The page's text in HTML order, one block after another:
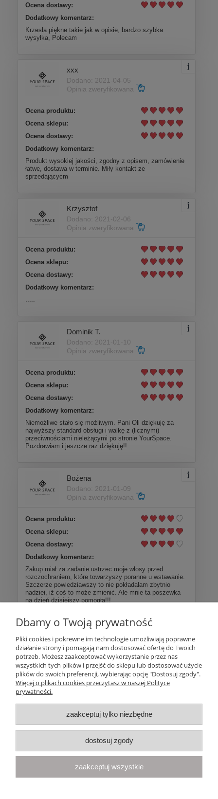
Ocena dostawy:
Dodatkowy komentarz:
Krzesła piękne takie jak w opisie, bardzo szybka
wysyłka, Polecam
xxx
Dodano: 2021-04-05
Opinia zweryfikowana
Ocena produktu:
Ocena sklepu:
Ocena dostawy:
Dodatkowy komentarz:
Produkt wysokiej jakości, zgodny z opisem, zamówienie
łatwe, dostawa w terminie. Miły kontakt ze
sprzedającycm
Krzysztof
Dodano: 2021-02-06
Opinia zweryfikowana
Ocena produktu:
Ocena sklepu:
Ocena dostawy:
Dodatkowy komentarz:
Dominik T.
Dodano: 2021-01-10
Opinia zweryfikowana
Ocena produktu:
Ocena sklepu:
Ocena dostawy:
Dodatkowy komentarz:
Niemożliwe stało się możliwym. Pani Oli dziękuję za
najwyższy standard obsługi i walkę z (licznymi)
przeciwnościami nieleżącymi po stronie YourSpace.
Pozdrawiam i jeszcze raz dziękuję!!
Bożena
Dodano: 2021-01-09
Opinia zweryfikowana
Ocena produktu:
Ocena sklepu:
Ocena dostawy:
Dodatkowy komentarz:
Zakup miał za zadanie ustrzec moje włosy przed
rozczochraniem, które towarzyszy poranne u wstawanie.
Szczerze powiedziawszy to nie pokładałam zbytnio
nadziei, iż coś to może zmienić. Ale mnie ta poszewka
na dzień dzisiejszy pomogła!!!
Więcej opinii
Pomoc
Moje konto
Płatności i dostawa
Informacje
O nas
Your Space| Olimpijska 8, 86-010 Samociążek, woj. kujawsko-
Dbamy o Twoją prywatność
Pliki cookies i pokrewne im technologie umożliwiają poprawne
działanie strony i pomagają nam dostosować ofertę do Twoich
potrzeb. Możesz zaakceptować wykorzystanie przez nas
wszystkich tych plików i przejść do sklepu lub dostosować użycie
plików do swoich preferencji, wybierając opcję "Dostosuj zgody".
Więcej o plikach cookies przeczytasz w naszej Polityce
prywatności.
zaakceptuj tylko niezbędne
dostosuj zgody
zaakceptuj wszystkie